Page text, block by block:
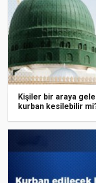
Kişiler bir araya
kurban kesilebilir